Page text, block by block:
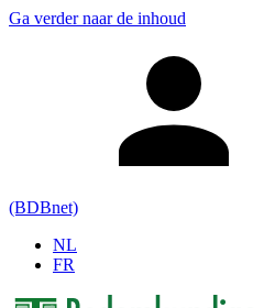
Ga verder naar de inhoud
(BDBnet)
NL
FR